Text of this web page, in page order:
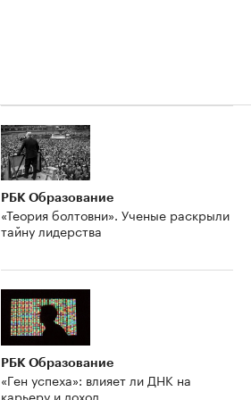
РБК Образование
«Теория болтовни». Ученые раскрыли
тайну лидерства
РБК Образование
«Ген успеха»: влияет ли ДНК на
карьеру и доход